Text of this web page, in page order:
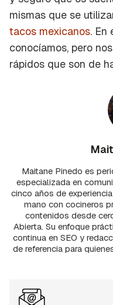
mismas que se
tacos mexicanos. En
conocíamos, pero
rápidos que son de
Maitane Pinedo es
especializada en
cinco años de
mano con cocineros
contenidos desde
Abierta. Su enfoque
continua en SEO y
de referencia para